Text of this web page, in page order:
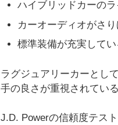
ハイブリッドカーの
カーオーディオがさ
標準装備が充実してい
ラグジュアリーカーとし
手の良さが重視されてい
J.D. Powerの信頼度テス